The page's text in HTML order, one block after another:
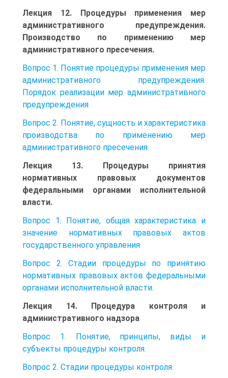
Лекция 12. Процедуры применения мер
административного предупреждения.
Производство по применению мер
административного пресечения.
Вопрос 1. Понятие процедуры применения мер
административного предупреждения.
Порядок реализации мер административного
предупреждения
Вопрос 2. Понятие, сущность и характеристика
производства по применению мер
административного пресечения
Лекция 13. Процедуры принятия
нормативных правовых документов
федеральными органами исполнительной
власти.
Вопрос 1. Понятие, общая характеристика и
значение нормативных правовых актов
государственного управления
Вопрос 2. Стадии процедуры по принятию
нормативных правовых актов федеральными
органами исполнительной власти.
Лекция 14. Процедура контроля и
административного надзора
Вопрос 1. Понятие, принципы, виды и
субъекты процедуры контроля.
Вопрос 2. Стадии процедуры контроля.